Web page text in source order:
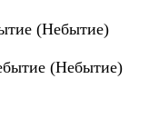
(Небытие)
(Небытие)